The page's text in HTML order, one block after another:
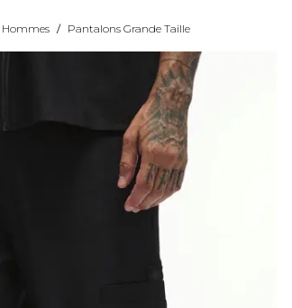
Hommes / Pantalons Grande Taille